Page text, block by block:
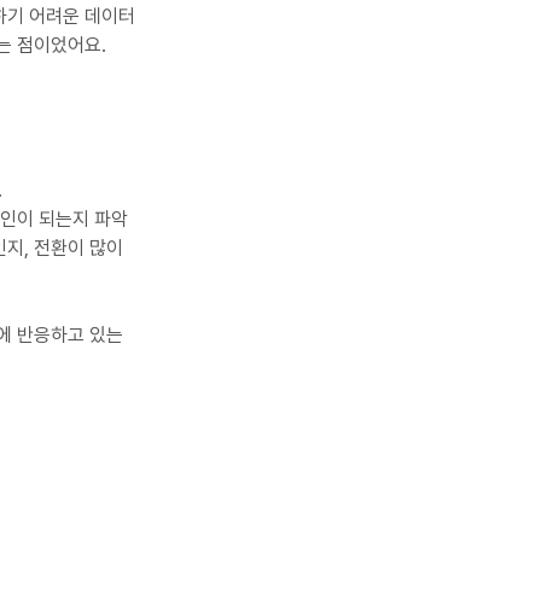
어려운 데이터
점이었어요.
이 되는지 파악
, 전환이 많이
반응하고 있는